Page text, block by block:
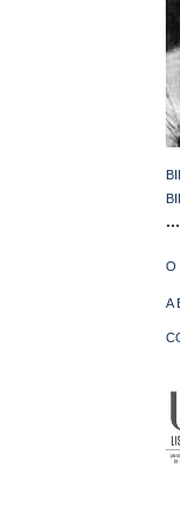
O
A